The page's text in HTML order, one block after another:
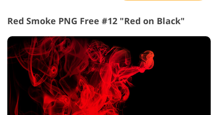
Red Smoke PNG Free #12 "Red on Black"